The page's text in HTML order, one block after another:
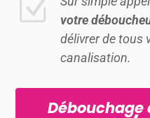
Z
votre
délivrer de tous
canalisation.